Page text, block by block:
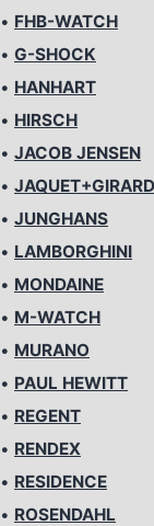
• FHB-WATCH
• G-SHOCK
• HANHART
• HIRSCH
• JACOB JENSEN
• JAQUET+GIRARD
• JUNGHANS
• LAMBORGHINI
• MONDAINE
• M-WATCH
• MURANO
• PAUL HEWITT
• REGENT
• RENDEX
• RESIDENCE
• ROSENDAHL